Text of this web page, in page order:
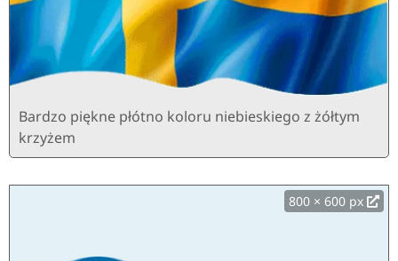
Bardzo piękne płótno koloru niebieskiego z żółtym
krzyżem
800 × 600 px